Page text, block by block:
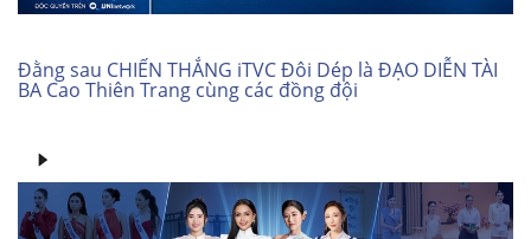
Đằng sau CHIẾN THẮNG iTVC Đôi Dép là ĐẠO DIỄN TÀI
BA Cao Thiên Trang cùng các đồng đội